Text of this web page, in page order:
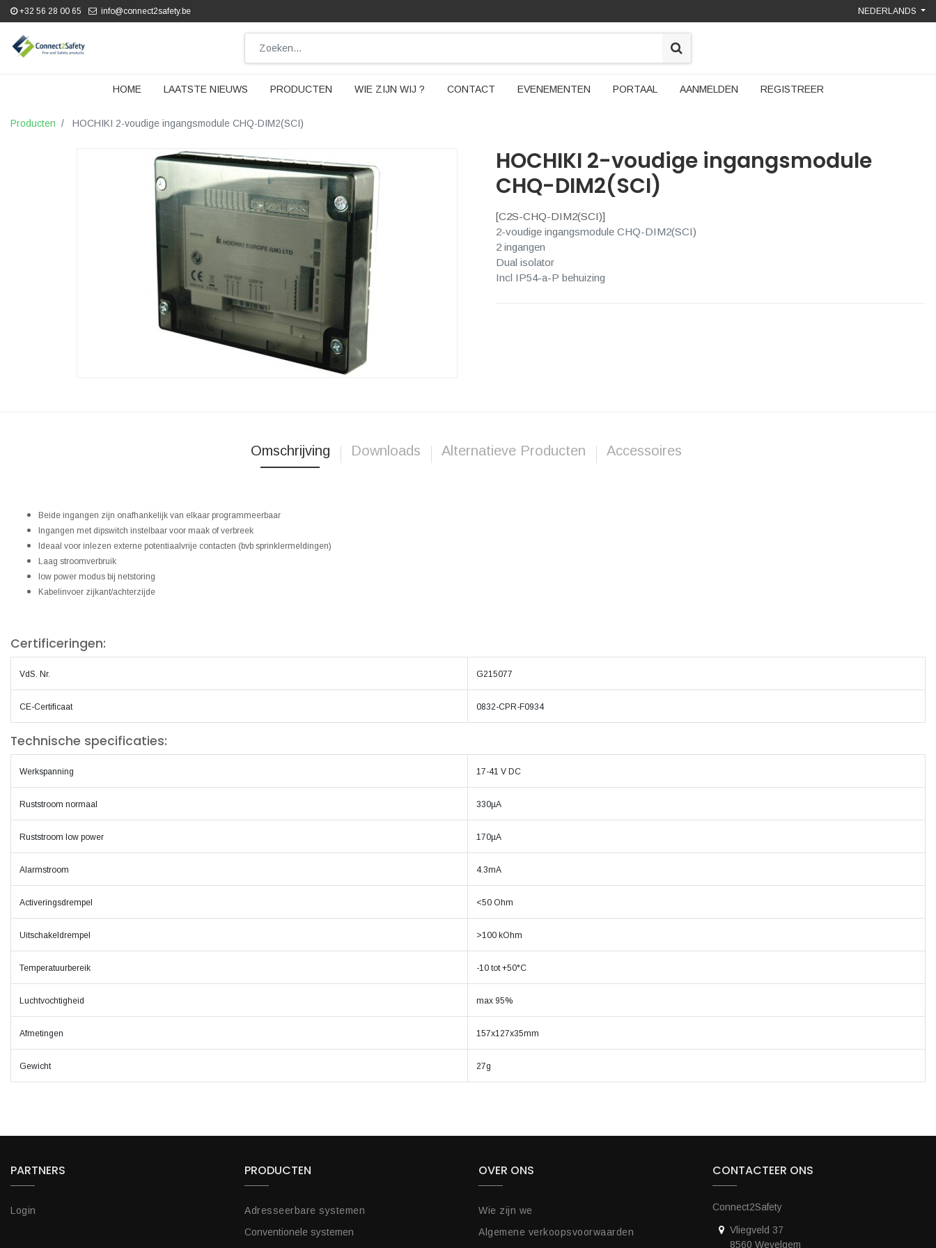
+32 56 28 00 65 info@connect2safety.be NEDERLANDS
HOME LAATSTE NIEUWS PRODUCTEN WIE ZIJN WIJ ? CONTACT EVENEMENTEN PORTAAL AANMELDEN REGISTREER
Producten HOCHIKI 2-voudige ingangsmodule CHQ-DIM2(SCI)
HOCHIKI 2-voudige ingangsmodule
CHQ-DIM2(SCI)
[C2S-CHQ-DIM2(SCI)]
2-voudige ingangsmodule CHQ-DIM2(SCI)
2 ingangen
Dual isolator
Incl IP54-a-P behuizing
Omschrijving Downloads Alternatieve Producten Accessoires
Beide ingangen zijn onafhankelijk van elkaar programmeerbaar
Ingangen met dipswitch instelbaar voor maak of verbreek
Ideaal voor inlezen externe potentiaalvrije contacten (bvb sprinklermeldingen)
Laag stroomverbruik
low power modus bij netstoring
Kabelinvoer zijkant/achterzijde
Certificeringen:
VdS. Nr. G215077
CE-Certificaat 0832-CPR-F0934
Technische specificaties:
Werkspanning 17-41 V DC
Ruststroom normaal 330µA
Ruststroom low power 170µA
Alarmstroom 4.3mA
Activeringsdrempel <50 Ohm
Uitschakeldrempel >100 kOhm
Temperatuurbereik -10 tot +50°C
Luchtvochtigheid max 95%
Afmetingen 157x127x35mm
Gewicht 27g
PARTNERS
Login
PRODUCTEN
Adresseerbare systemen
Conventionele systemen
OVER ONS
Wie zijn we
Algemene verkoopsvoorwaarden
CONTACTEER ONS
Connect2Safety
Vliegveld 37
8560 Wevelgem